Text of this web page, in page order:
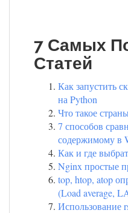
7 Самых
Статей
Как запустить
на Python
Что такое
7 способов
содержимому в
Как и где
Nginx простые
top, htop, atop
(Load average,
Использование